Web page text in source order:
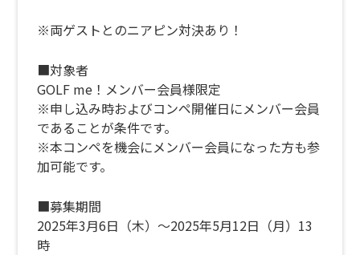
※両ゲストとのニアピン対決あり！
■対象者
GOLF me！メンバー会員様限定
※申し込み時およびコンペ開催日にメンバー会員
であることが条件です。
※本コンペを機会にメンバー会員になった方も参
加可能です。
■募集期間
2025年3月6日（木）～2025年5月12日（月）13
時